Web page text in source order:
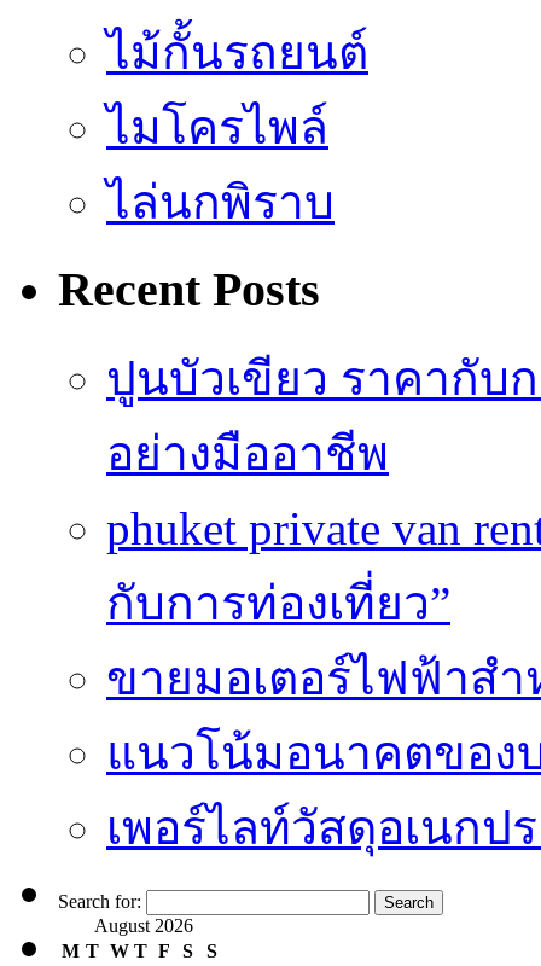
ไม้กั้นรถยนต์
ไมโครไพล์
ไล่นกพิราบ
Recent Posts
ปูนบัวเขียว ราคากับ
อย่างมืออาชีพ
phuket private van
กับการท่องเที่ยว”
ขายมอเตอร์ไฟฟ้าส
แนวโน้มอนาคตของ
เพอร์ไลท์วัสดุอเนก
Search for:
August 2026
M T W T F S
S